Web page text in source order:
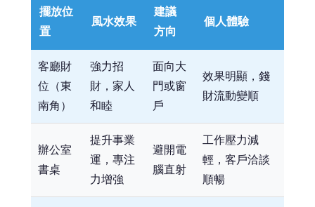
擺放位
置
風水效果
建議
方向
個人體驗
客廳財
位（東
南角）
強力招
財，家人
和睦
面向大
門或窗
戶
效果明顯，錢
財流動變順
辦公室
書桌
提升事業
運，專注
力增強
避開電
腦直射
工作壓力減
輕，客戶洽談
順暢